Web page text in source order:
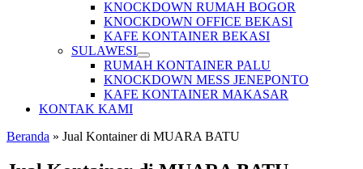
KNOCKDOWN RUMAH BOGOR
KNOCKDOWN OFFICE BEKASI
KAFE KONTAINER BEKASI
SULAWESI
RUMAH KONTAINER PALU
KNOCKDOWN MESS JENEPONTO
KAFE KONTAINER MAKASAR
KONTAK KAMI
Beranda » Jual Kontainer di MUARA BATU